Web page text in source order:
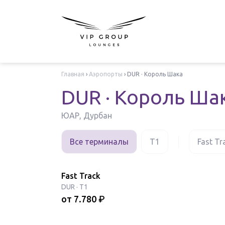
Главная › Аэропорты › DUR · Король Шака
DUR · Король
ЮАР, Дурбан
Все терминалы T1 Fast
Fast Track
DUR · T1
от 7.780 ₽